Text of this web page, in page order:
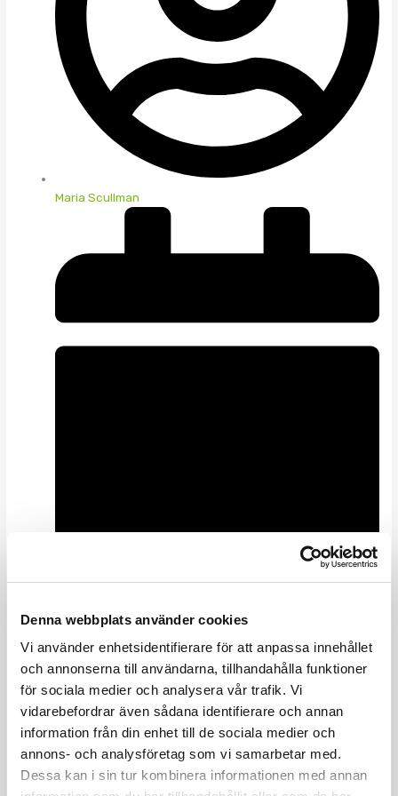
Denna webbplats använder cookies
Vi använder enhetsidentifierare för att anpassa innehållet
och annonserna till användarna, tillhandahålla funktioner
för sociala medier och analysera vår trafik. Vi
vidarebefordrar även sådana identifierare och annan
information från din enhet till de sociala medier och
annons- och analysföretag som vi samarbetar med.
Dessa kan i sin tur kombinera informationen med annan
Maria Scullman
Workshops kan driva utveckling och stärka team, men utan rätt
struktur riskerar de att bli ineffektiva. Upptäck hur du kan
maximera effekten av dina workshops!
Framgångsrik workshop – med minimal insats och maximal
effekt
utveckling och stärka samarbetet i team. Men hur ofta blir de
verkligen effektiva? Många organisationer kämpar med
workshops som tar tid att förbereda, som saknar tydlig struktur